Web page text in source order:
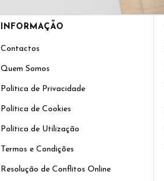
INFORMAÇÃO
Contactos
Quem Somos
Política de Privacidade
Política de Cookies
Política de Utilização
Termos e Condições
Resolução de Conflitos Online